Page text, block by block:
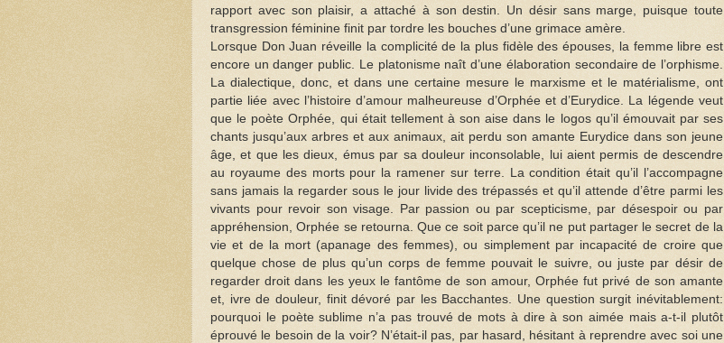
rapport avec son plaisir, a attaché à son destin. Un désir sans marge, puisque toute
transgression féminine finit par tordre les bouches d’une grimace amère.
Lorsque Don Juan réveille la complicité de la plus fidèle des épouses, la femme libre est
encore un danger public. Le platonisme naît d’une élaboration secondaire de l’orphisme.
La dialectique, donc, et dans une certaine mesure le marxisme et le matérialisme, ont
partie liée avec l’histoire d’amour malheureuse d’Orphée et d’Eurydice. La légende veut
que le poète Orphée, qui était tellement à son aise dans le logos qu’il émouvait par ses
chants jusqu’aux arbres et aux animaux, ait perdu son amante Eurydice dans son jeune
âge, et que les dieux, émus par sa douleur inconsolable, lui aient permis de descendre
au royaume des morts pour la ramener sur terre. La condition était qu’il l’accompagne
sans jamais la regarder sous le jour livide des trépassés et qu’il attende d’être parmi les
vivants pour revoir son visage. Par passion ou par scepticisme, par désespoir ou par
appréhension, Orphée se retourna. Que ce soit parce qu’il ne put partager le secret de la
vie et de la mort (apanage des femmes), ou simplement par incapacité de croire que
quelque chose de plus qu’un corps de femme pouvait le suivre, ou juste par désir de
regarder droit dans les yeux le fantôme de son amour, Orphée fut privé de son amante
et, ivre de douleur, finit dévoré par les Bacchantes. Une question surgit inévitablement:
pourquoi le poète sublime n’a pas trouvé de mots à dire à son aimée mais a-t-il plutôt
éprouvé le besoin de la voir? N’était-il pas, par hasard, hésitant à reprendre avec soi une